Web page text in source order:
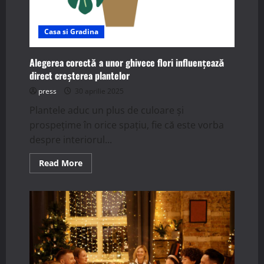
Casa si Gradina
Alegerea corectă a unor ghivece flori influențează
direct creșterea plantelor
press 30 aprilie 2025
Plantele aduc un plus de culoare și
prospețime în orice spațiu, fie că este vorba
despre interiorul...
Read MoreRead
more
corectă
a
unor
ghivece
flori
influențează
direct
creșterea
plantelor